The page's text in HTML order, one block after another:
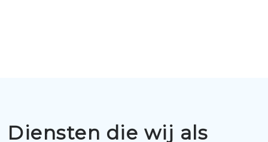
Diensten die wij als